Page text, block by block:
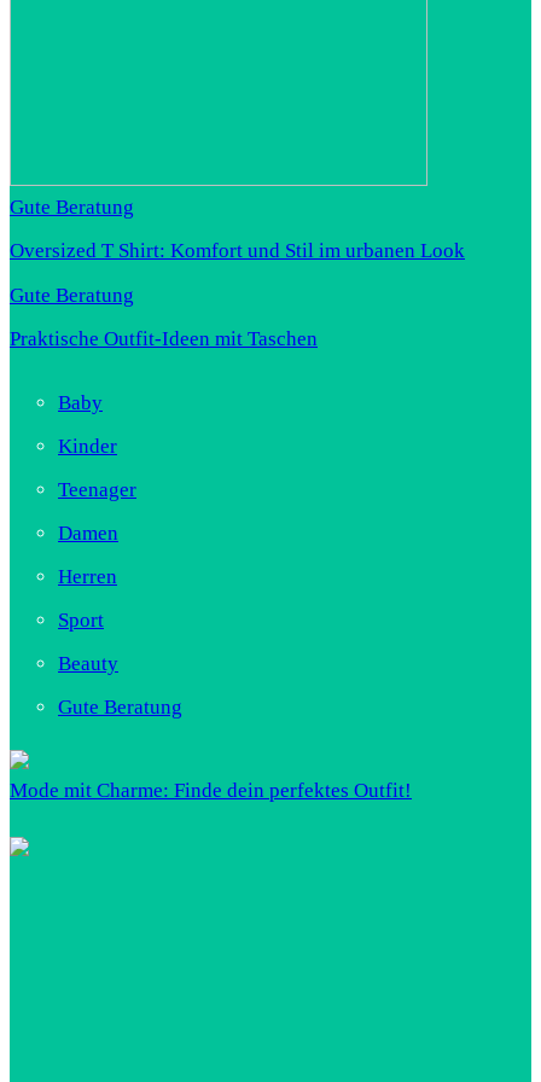
Gute Beratung
Oversized T Shirt: Komfort und Stil im urbanen Look
Gute Beratung
Praktische Outfit-Ideen mit Taschen
Baby
Kinder
Teenager
Damen
Herren
Sport
Beauty
Gute Beratung
Mode mit Charme: Finde dein perfektes Outfit!